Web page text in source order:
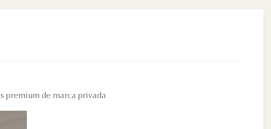
premium de marca privada